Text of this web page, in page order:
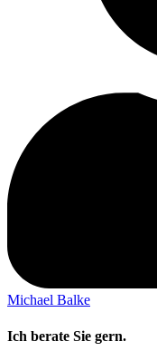
Michael Balke
Ich berate Sie gern.